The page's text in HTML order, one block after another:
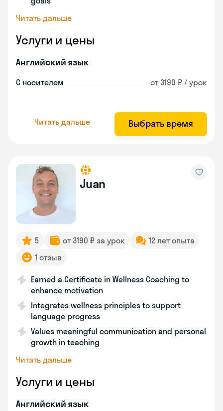
Читать дальше
Услуги и цены
Английский язык
С носителем от 3190 ₽ / урок
Читать дальше Выбрать время
Juan
5 от 3190 ₽ за урок
12 лет опыта
1 отзыв
Earned a Certificate in Wellness Coaching to
enhance motivation
Integrates wellness principles to support
language progress
Values meaningful communication and personal
growth in teaching
Читать дальше
Услуги и цены
Английский язык